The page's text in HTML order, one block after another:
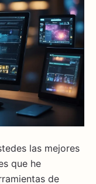
las mejores
que he
de